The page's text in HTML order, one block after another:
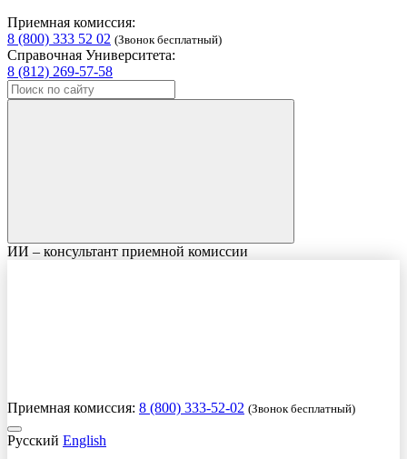
Приемная комиссия:
8 (800) 333 52 02 (Звонок бесплатный)
Справочная Университета:
8 (812) 269-57-58
ИИ – консультант приемной комиссии
Приемная комиссия: 8 (800) 333-52-02 (Звонок бесплатный)
Русский English